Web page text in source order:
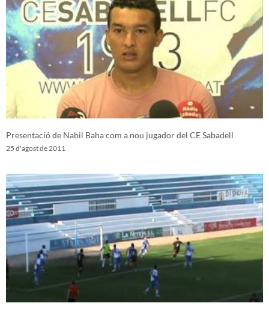
Presentació de Nabil Baha com a nou jugador del CE Sabadell
25 d'agost de 2011